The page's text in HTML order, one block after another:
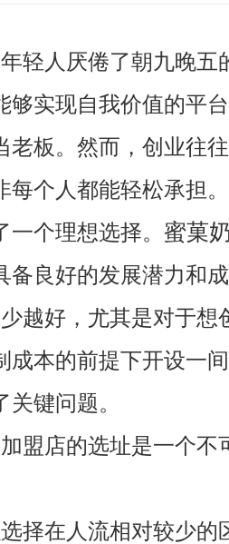
轻人厌倦了朝九晚五
够实现自我价值的平
老板。然而，创业往
每个人都能轻松承担
个理想选择。 蜜菓
备良好的发展潜力和
越好，尤其是对于想
成本的前提下开设一
键问题。
盟店的选址是一个不
择在人流相对较少的